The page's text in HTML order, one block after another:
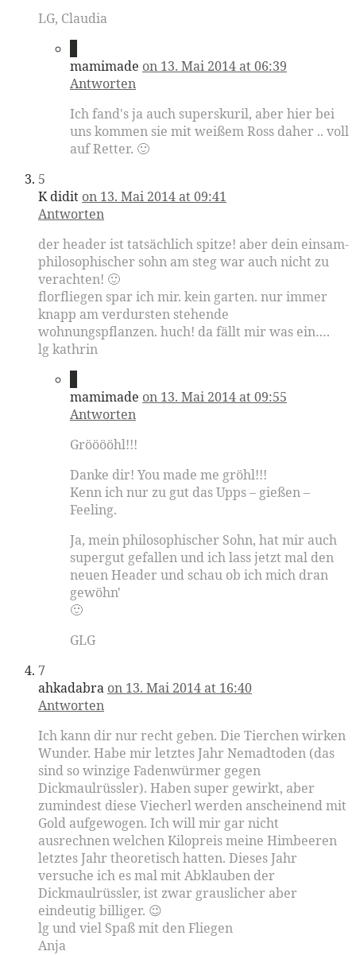
LG, Claudia
mamimade on 13. Mai 2014 at 06:39
Antworten
Ich fand's ja auch superskuril, aber hier bei
uns kommen sie mit weißem Ross daher .. voll
auf Retter. 🙂
5
K didit on 13. Mai 2014 at 09:41
Antworten
der header ist tatsächlich spitze! aber dein einsam-
philosophischer sohn am steg war auch nicht zu
verachten! 🙂
florfliegen spar ich mir. kein garten. nur immer
knapp am verdursten stehende
wohnungspflanzen. huch! da fällt mir was ein….
lg kathrin
mamimade on 13. Mai 2014 at 09:55
Antworten
Grööööhl!!!
Danke dir! You made me gröhl!!!
Kenn ich nur zu gut das Upps – gießen –
Feeling.
Ja, mein philosophischer Sohn, hat mir auch
supergut gefallen und ich lass jetzt mal den
neuen Header und schau ob ich mich dran
gewöhn'
🙂
GLG
7
ahkadabra on 13. Mai 2014 at 16:40
Antworten
Ich kann dir nur recht geben. Die Tierchen wirken
Wunder. Habe mir letztes Jahr Nemadtoden (das
sind so winzige Fadenwürmer gegen
Dickmaulrüssler). Haben super gewirkt, aber
zumindest diese Viecherl werden anscheinend mit
Gold aufgewogen. Ich will mir gar nicht
ausrechnen welchen Kilopreis meine Himbeeren
letztes Jahr theoretisch hatten. Dieses Jahr
versuche ich es mal mit Abklauben der
Dickmaulrüssler, ist zwar grauslicher aber
eindeutig billiger. 😉
lg und viel Spaß mit den Fliegen
Anja